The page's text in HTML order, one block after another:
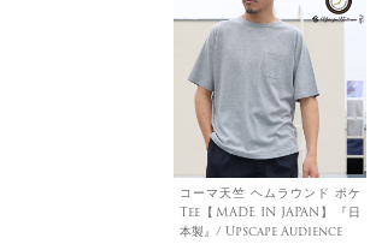
コーマ天竺 ヘムラウンド ポケ
Tee【MADE IN JAPAN】『日
本製』/ Upscape Audience